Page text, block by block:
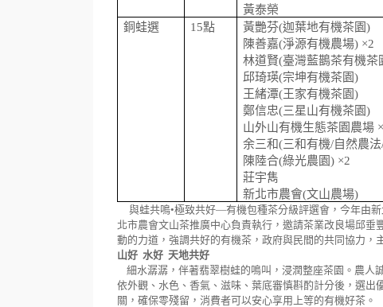
黃泰榮
銅蛙選
15點 黃艷芬(迦葉地有機茶園)
陳善嘉(淨源有機農場) ×2
林道賢(臺灣藍鵲茶有機茶
邱琦瑛(宗坤有機茶園)
王緒潭(王家有機茶園)
鄭信忠(三星山有機茶園)
山外山有機生態茶園農場 ×
余三和(三和有機/自然農法
陳陸合(綠光農園) ×2
莊宇雋
新北市農會(文山農場)
與蛙共鳴•極致共好—有機包種茶分級評選會，今年由
北市農會文山茶推廣中心負責執行，邀請茶業改良場邱
動的力道，強調共好的有機茶，政府與民間的共同協力，
山好 水好 天地共好
細水潺潺，伴著翡翠樹蛙的鳴叫，浸潤整座茶園。農人
依外觀、水色、香氣、滋味、葉底審慎斟酌計分後，選
關，確保零殘留，消費者可以安心享用上等的有機好茶。